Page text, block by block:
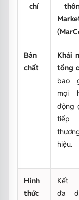
chí
Bản
chất
Khái
tổng
bao
mọi
động
tiếp
hiệu.
Hình
thức
Kết
đa